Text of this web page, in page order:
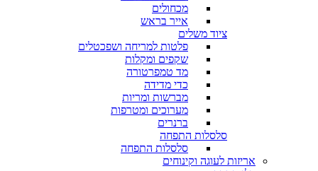
מכחולים
אייר בראש
ציוד משלים
פלטות למריחה ושפכטלים
שקפים ומקלות
מד טמפרטורה
כדי מדידה
מברשות ומריות
מערוכים ומטרפות
ברנרים
סלסלות התפחה
סלסלות התפחה
אריזות לעוגה וקינוחים